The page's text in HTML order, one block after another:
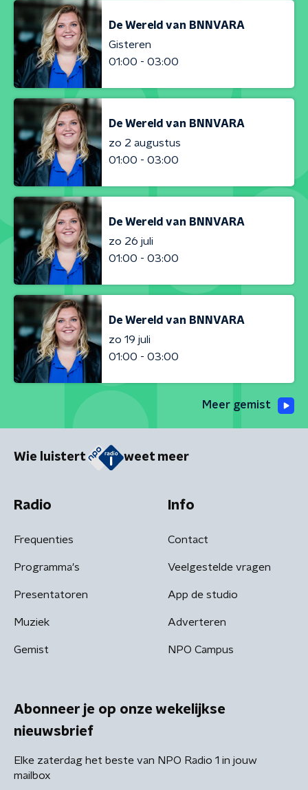
De Wereld van BNNVARA
Gisteren
01:00 - 03:00
De Wereld van BNNVARA
zo 2 augustus
01:00 - 03:00
De Wereld van BNNVARA
zo 26 juli
01:00 - 03:00
De Wereld van BNNVARA
zo 19 juli
01:00 - 03:00
Meer gemist
Wie luistert weet meer
Radio
Frequenties
Programma's
Presentatoren
Muziek
Gemist
Info
Contact
Veelgestelde vragen
App de studio
Adverteren
NPO Campus
Abonneer je op onze wekelijkse
nieuwsbrief
Elke zaterdag het beste van NPO Radio 1 in jouw
mailbox